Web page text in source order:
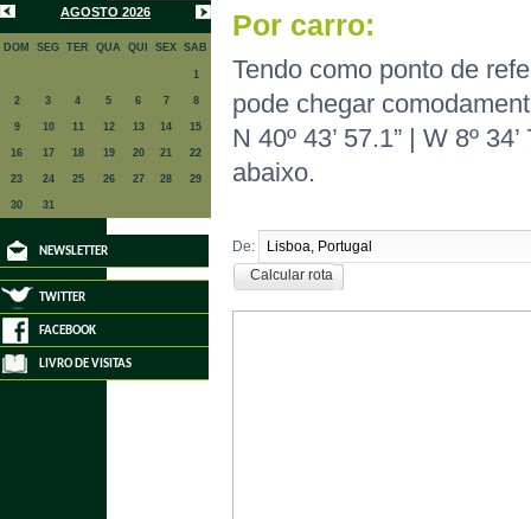
AGOSTO 2026
DOM SEG TER QUA QUI SEX SAB
1
2 3 4 5 6 7 8
9 10 11 12 13 14 15
16 17 18 19 20 21 22
23 24 25 26 27 28 29
30 31
NEWSLETTER
TWITTER
FACEBOOK
LIVRO DE VISITAS
Por carro:
Tendo como ponto de
pode chegar
N 40º 43’ 57.1” | W 8º
abaixo.
De:
Calcular rota